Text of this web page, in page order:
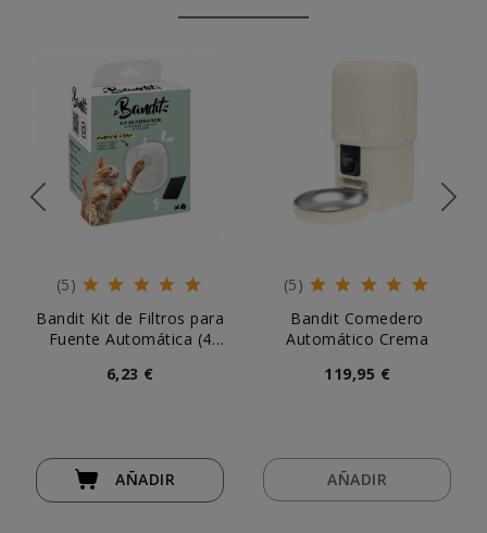
(5)
Bandit Kit de Filtros para
Fuente Automática (4
6,23 €
AÑADIR
(5)
Bandit Comedero
Automático Crema
119,95 €
AÑADIR